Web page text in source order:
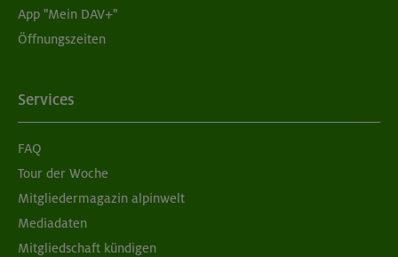
App "Mein DAV+"
Öffnungszeiten
Services
FAQ
Tour der Woche
Mitgliedermagazin alpinwelt
Mediadaten
Mitgliedschaft kündigen